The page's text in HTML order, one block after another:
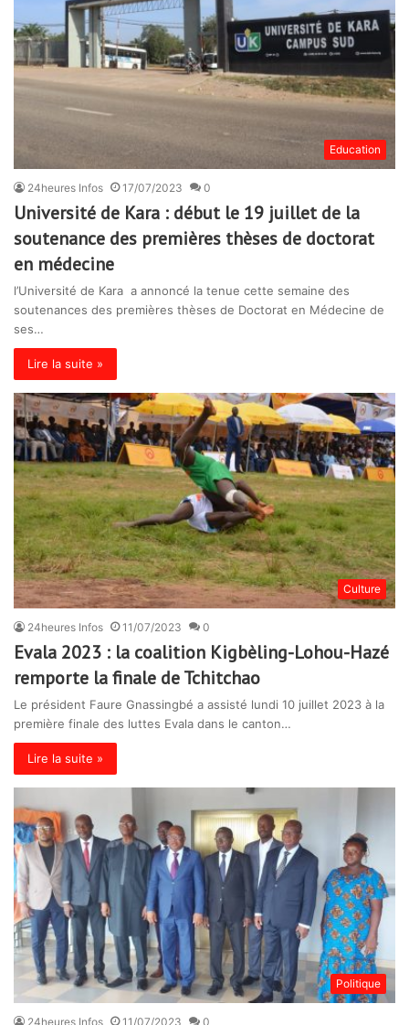
Education
24heures Infos 17/07/2023 0
Université de Kara : début le 19 juillet de la
soutenance des premières thèses de doctorat
en médecine
l’Université de Kara a annoncé la tenue cette semaine des
soutenances des premières thèses de Doctorat en Médecine de
ses…
Lire la suite »
Culture
24heures Infos 11/07/2023 0
Evala 2023 : la coalition Kigbèling-Lohou-Hazé
remporte la finale de Tchitchao
Le président Faure Gnassingbé a assisté lundi 10 juillet 2023 à la
première finale des luttes Evala dans le canton…
Lire la suite »
Politique
24heures Infos 11/07/2023 0